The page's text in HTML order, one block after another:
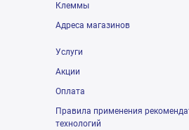
Клеммы
Адреса магазинов
Услуги
Акции
Оплата
Правила применения
технологий